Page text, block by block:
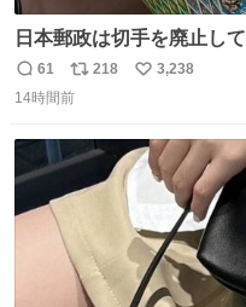
日本郵政は切手を廃止し
本郵政
返
信
61
リ
ポ
ト
218
い
数
3,238
14時間前